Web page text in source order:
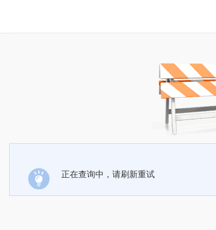
正在查询中，请刷新重试